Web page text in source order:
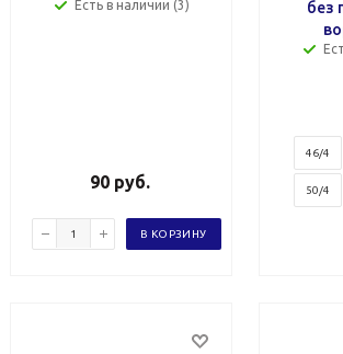
Есть в наличии (3)
90руб.
В КОРЗИНУ
без
46/4
50/4